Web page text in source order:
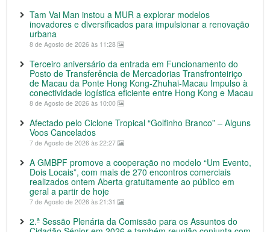
Tam Vai Man instou a MUR a explorar modelos
inovadores e diversificados para impulsionar a renovação
urbana
8 de Agosto de 2026 às 11:28
Terceiro aniversário da entrada em Funcionamento do
Posto de Transferência de Mercadorias Transfronteiriço
de Macau da Ponte Hong Kong-Zhuhai-Macau Impulso à
conectividade logística eficiente entre Hong Kong e Macau
8 de Agosto de 2026 às 10:00
Afectado pelo Ciclone Tropical “Golfinho Branco” – Alguns
Voos Cancelados
7 de Agosto de 2026 às 22:27
A GMBPF promove a cooperação no modelo “Um Evento,
Dois Locais”, com mais de 270 encontros comerciais
realizados ontem Aberta gratuitamente ao público em
geral a partir de hoje
7 de Agosto de 2026 às 21:31
2.ª Sessão Plenária da Comissão para os Assuntos do